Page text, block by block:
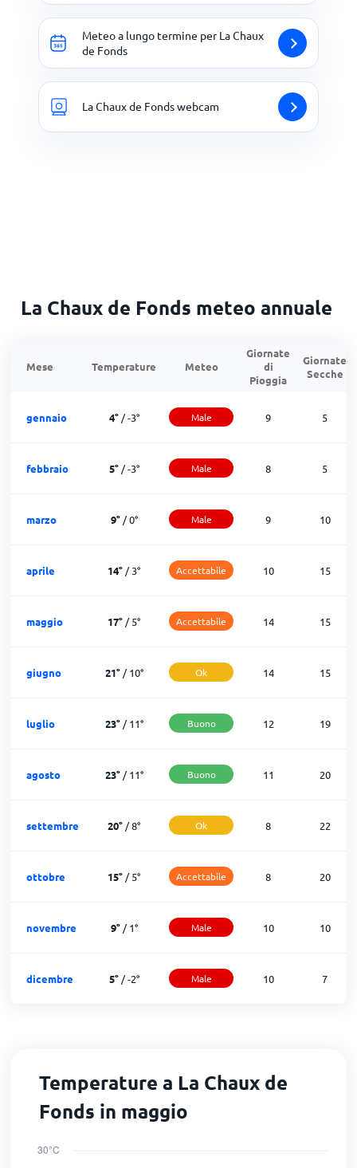
Meteo a lungo termine per La Chaux
de Fonds
La Chaux de Fonds webcam
La Chaux de Fonds meteo annuale
Mese Temperature Meteo
Giornate
di
Pioggia
Giornate
Secche
gennaio 4°/-3° Male 9 5
febbraio 5°/-3° Male 8 5
marzo 9°/0° Male 9 10
aprile 14° /3° Accettabile 10 15
maggio 17° /5° Accettabile 14 15
giugno 21°/10° Ok 14 15
luglio 23°/11° Buono 12 19
agosto 23°/11° Buono 11 20
settembre 20° /8° Ok 8 22
ottobre 15° /5° Accettabile 8 20
novembre 9°/1° Male 10 10
dicembre 5°/-2° Male 10 7
Temperature a La Chaux de
Fonds in maggio